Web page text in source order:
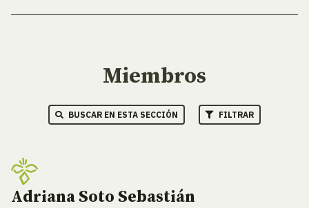
Miembros
BUSCAR EN ESTA SECCIÓN FILTRAR
Adriana Soto Sebastián